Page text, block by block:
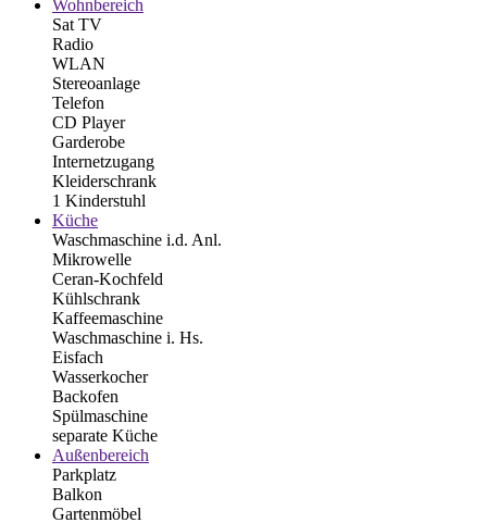
Wohnbereich
Sat TV
Radio
WLAN
Stereoanlage
Telefon
CD Player
Garderobe
Internetzugang
Kleiderschrank
1 Kinderstuhl
Küche
Waschmaschine i.d. Anl.
Mikrowelle
Ceran-Kochfeld
Kühlschrank
Kaffeemaschine
Waschmaschine i. Hs.
Eisfach
Wasserkocher
Backofen
Spülmaschine
separate Küche
Außenbereich
Parkplatz
Balkon
Gartenmöbel